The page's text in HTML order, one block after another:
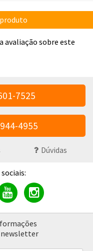
avaliação sobre este
7525
4955
Dúvidas
newsletter